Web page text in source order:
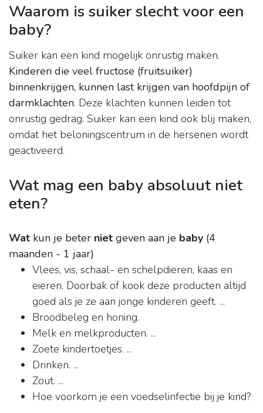
Waarom is suiker slecht voor een
baby?
Suiker kan een kind mogelijk onrustig maken.
Kinderen die veel fructose (fruitsuiker)
binnenkrijgen, kunnen last krijgen van hoofdpijn of
darmklachten. Deze klachten kunnen leiden tot
onrustig gedrag. Suiker kan een kind ook blij maken,
omdat het beloningscentrum in de hersenen wordt
geactiveerd.
Wat mag een baby absoluut niet
eten?
Wat kun je beter niet geven aan je baby (4
maanden - 1 jaar)
Vlees, vis, schaal- en schelpdieren, kaas en
eieren. Doorbak of kook deze producten altijd
goed als je ze aan jonge kinderen geeft. ...
Broodbeleg en honing.
Melk en melkproducten. ...
Zoete kindertoetjes. ...
Drinken. ...
Zout. ...
Hoe voorkom je een voedselinfectie bij je kind?